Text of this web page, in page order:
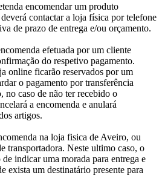
encomendar um produto
contactar a loja física por telefone
de prazo de entrega e/ou orçamento.
efetuada por um cliente
do respetivo pagamento.
online ficarão reservados por um
o pagamento por transferência
no caso de não ter recebido o
a encomenda e anulará
artigos.
na loja fisica de Aveiro, ou
transportadora. Neste ultimo caso, o
indicar uma morada para entrega e
exista um destinatário presente para